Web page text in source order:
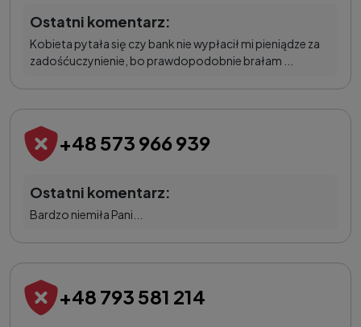
Ostatni komentarz:
Kobieta pytała się czy bank nie wypłacił mi pieniądze za
zadośćuczynienie, bo prawdopodobnie brałam ...
+48 573 966 939
Ostatni komentarz:
Bardzo niemiła Pani...
+48 793 581 214